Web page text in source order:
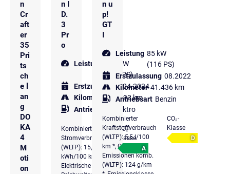
n
Cr
aft
er
35
Pri
ts
ch
e l
an
g
DO
KA
4
M
oti
on
n I
D.
3
Pr
o
Leistung
150 kW
(204 PS)
Erstzulassung 04.2024
Kilometer 20.293 km
Antriebsart
Elektro
Kombinierter
Stromverbrauch
(WLTP): 15,7
kWh/100 km *,
Elektrische
CO₂-
Klasse
A
n u
p!
GT
I
Leistung 85 kW
(116 PS)
Erstzulassung 08.2022
Kilometer 41.436 km
Antriebsart Benzin
Kombinierter
Kraftstoffverbrauch
(WLTP): 5,5 l/100
km *, CO₂-
Emissionen komb.
(WLTP): 124 g/km
CO₂-
Klasse
D